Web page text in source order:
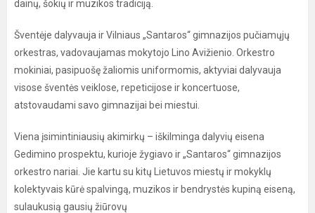
dainų, šokių ir muzikos tradiciją.
Šventėje dalyvauja ir Vilniaus „Santaros“ gimnazijos pučiamųjų
orkestras, vadovaujamas mokytojo Lino Avižienio. Orkestro
mokiniai, pasipuošę žaliomis uniformomis, aktyviai dalyvauja
visose šventės veiklose, repeticijose ir koncertuose,
atstovaudami savo gimnazijai bei miestui.
Viena įsimintiniausių akimirkų – iškilminga dalyvių eisena
Gedimino prospektu, kurioje žygiavo ir „Santaros“ gimnazijos
orkestro nariai. Jie kartu su kitų Lietuvos miestų ir mokyklų
kolektyvais kūrė spalvingą, muzikos ir bendrystės kupiną eiseną,
sulaukusią gausių žiūrovų